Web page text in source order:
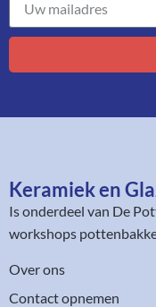
Keramiek en
Is onderdeel van De
workshops
Over ons
Contact opnemen